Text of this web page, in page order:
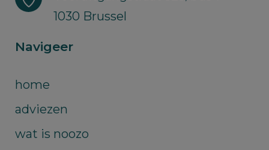
1030 Brussel
Navigeer
home
adviezen
wat is noozo